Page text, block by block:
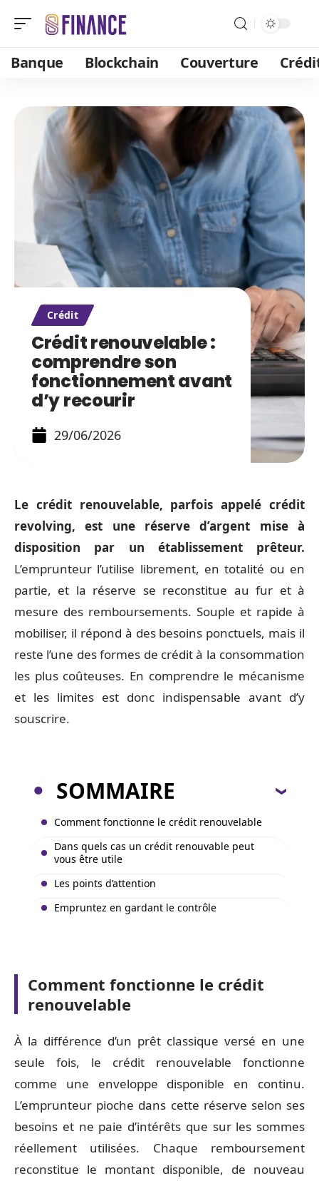
Banque Blockchain Couverture
Crédit
Crédit renouvelable :
comprendre son
fonctionnement avant
d’y recourir
29/06/2026
Le crédit renouvelable, parfois appelé crédit
revolving, est une réserve d’argent mise à
disposition par un établissement prêteur.
L’emprunteur l’utilise librement, en totalité ou en
partie, et la réserve se reconstitue au fur et à
mesure des remboursements. Souple et rapide à
mobiliser, il répond à des besoins ponctuels, mais il
reste l’une des formes de crédit à la consommation
les plus coûteuses. En comprendre le mécanisme
et les limites est donc indispensable avant d’y
souscrire.
SOMMAIRE
Comment fonctionne le crédit renouvelable
Dans quels cas un crédit renouvable peut
vous être utile
Les points d’attention
Empruntez en gardant le contrôle
Comment fonctionne le crédit
renouvelable
À la différence d’un prêt classique versé en une
seule fois, le crédit renouvelable fonctionne
comme une enveloppe disponible en continu.
L’emprunteur pioche dans cette réserve selon ses
besoins et ne paie d’intérêts que sur les sommes
réellement utilisées. Chaque remboursement
reconstitue le montant disponible, de nouveau